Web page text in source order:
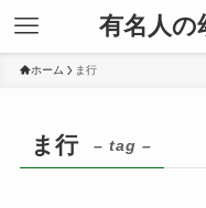
有名人の
ホーム ま行
ま行 – tag –